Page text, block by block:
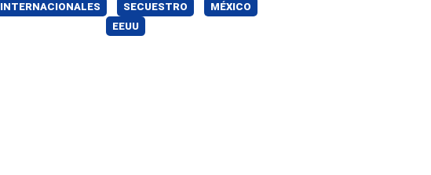
INTERNACIONALES SECUESTRO
MÉXICO
EEUU